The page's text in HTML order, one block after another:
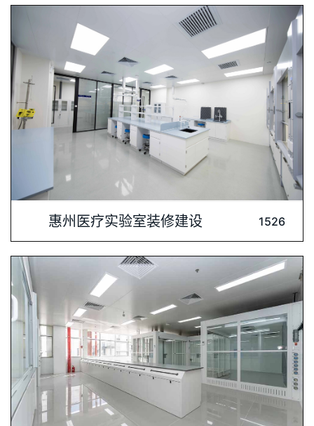
色、健康的实验环境，保障实验人员的身体健康。每一处细节都
经过精心设计，体现医疗实验室的专业与品质。选择我们，为您
与高效，严格把控装修材料的质量与安全标准。精心设计的空间
的特殊需求，提供完善的通风、洁净、防静电等解决方案。让医
护人员在舒适、安全的环境中开展医疗实验，为医疗科研
惠州医疗实验室装修建设 1526